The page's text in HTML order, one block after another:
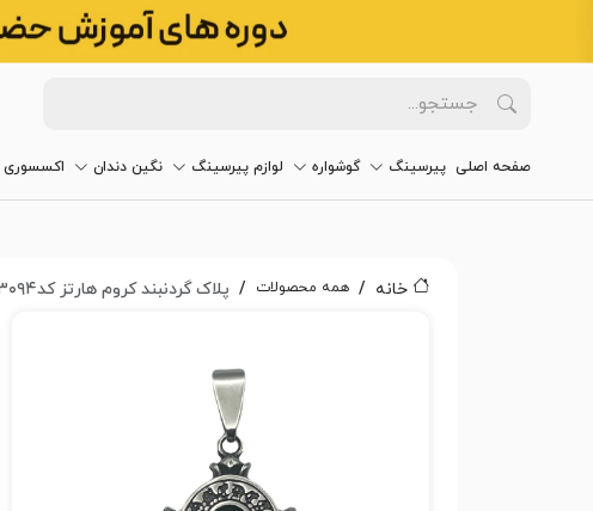
صفحه اصلی پیرسینگ گوشواره لوازم پیرسینگ نگین دندان اکسسوری
خانه همه محصولات پلاک گردنبند کروم هارتز کد۳۰۹۴